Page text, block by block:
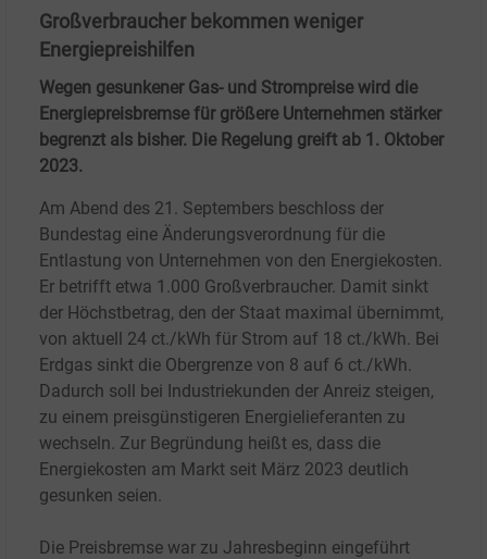
Großverbraucher bekommen weniger
Energiepreishilfen
Wegen gesunkener Gas- und Strompreise wird die
Energiepreisbremse für größere Unternehmen stärker
begrenzt als bisher. Die Regelung greift ab 1. Oktober
2023.
Am Abend des 21. Septembers beschloss der
Bundestag eine Änderungsverordnung für die
Entlastung von Unternehmen von den Energiekosten.
Er betrifft etwa 1.000 Großverbraucher. Damit sinkt
der Höchstbetrag, den der Staat maximal übernimmt,
von aktuell 24 ct./kWh für Strom auf 18 ct./kWh. Bei
Erdgas sinkt die Obergrenze von 8 auf 6 ct./kWh.
Dadurch soll bei Industriekunden der Anreiz steigen,
zu einem preisgünstigeren Energielieferanten zu
wechseln. Zur Begründung heißt es, dass die
Energiekosten am Markt seit März 2023 deutlich
gesunken seien.
Die Preisbremse war zu Jahresbeginn eingeführt